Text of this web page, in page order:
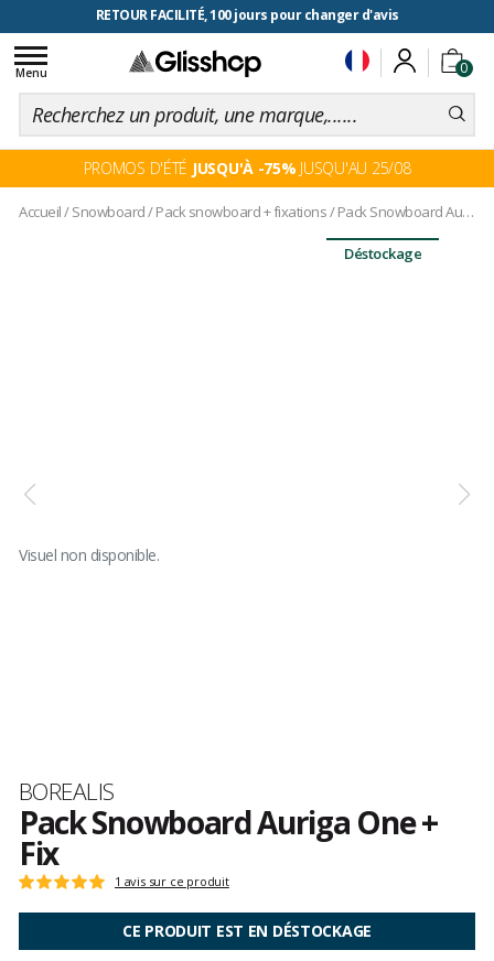
RETOUR FACILITÉ, 100 jours pour changer d'avis
0
Toggle
navigation
Menu
PROMOS D'ÉTÉ JUSQU'À -75% JUSQU'AU 25/08
Accueil/Snowboard/Pack snowboard + fixations/Pack Snowboard Auriga One + Fix
Visuel non disponible.
Déstockage
Marque
BOREALIS
Pack Snowboard Auriga One +
Fix
Les
Note
:
sur
1 avis sur ce produit
CE PRODUIT EST EN DÉSTOCKAGE